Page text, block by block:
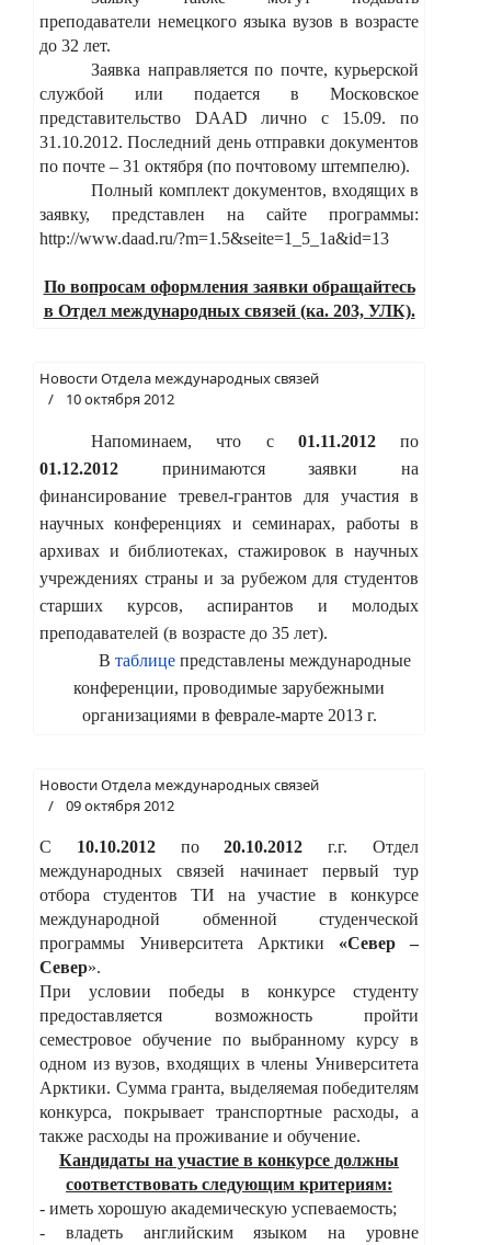
преподаватели немецкого языка вузов в возрасте
до 32 лет.
Заявка направляется по почте, курьерской
службой или подается в Московское
представительство DAAD лично с 15.09. по
31.10.2012. Последний день отправки документов
по почте – 31 октября (по почтовому штемпелю).
Полный комплект документов, входящих в
заявку, представлен на сайте программы:
http://www.daad.ru/?m=1.5&seite=1_5_1a&id=13
По вопросам оформления заявки обращайтесь
в Отдел международных связей (ка. 203, УЛК).
Новости Отдела международных связей
10 октября 2012
Напоминаем, что с 01.11.2012по
01.12.2012 принимаются заявки на
финансирование тревел-грантов для участия в
научных конференциях и семинарах, работы в
архивах и библиотеках, стажировок в научных
учреждениях страны и за рубежом для студентов
старших курсов, аспирантов и молодых
преподавателей (в возрасте до 35 лет).
Втаблице представлены международные
конференции, проводимые зарубежными
организациями в феврале-марте 2013 г.
Новости Отдела международных связей
09 октября 2012
С 10.10.2012по20.10.2012 г.г. Отдел
международных связей начинает первый тур
отбора студентов ТИ на участие в конкурсе
международной обменной студенческой
программы Университета Арктики «Север –
Север».
При условии победы в конкурсе студенту
предоставляется возможность пройти
семестровое обучение по выбранному курсу в
одном из вузов, входящих в члены Университета
Арктики. Сумма гранта, выделяемая победителям
конкурса, покрывает транспортные расходы, а
также расходы на проживание и обучение.
Кандидаты на участие в конкурсе должны
соответствовать следующим критериям:
- иметь хорошую академическую успеваемость;
- владеть английским языком на уровне